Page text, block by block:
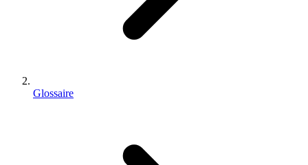
Glossaire